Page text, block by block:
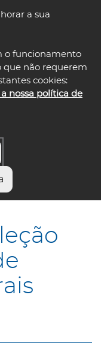
a sua
o funcionamento
que não requerem
cookies:
nossa política de
select language
Morais